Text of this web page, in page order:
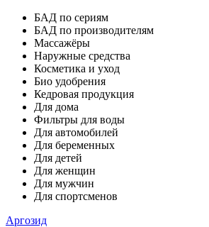
БАД по сериям
БАД по производителям
Массажёры
Наружные средства
Косметика и уход
Био удобрения
Кедровая продукция
Для дома
Фильтры для воды
Для автомобилей
Для беременных
Для детей
Для женщин
Для мужчин
Для спортсменов
Аргозид